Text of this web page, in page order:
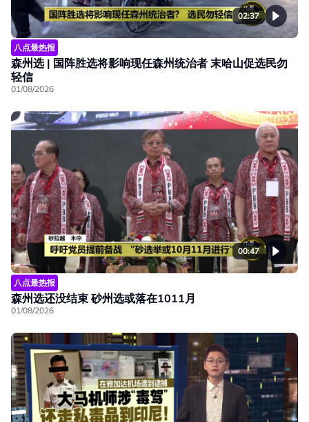
02:37
八点最热报
森州选 | 国阵胜选将影响现任森州统治者 末哈山促选民勿
轻信
01/08/2026
00:47
八点最热报
森州选还没结束 砂州选或落在1011月
01/08/2026